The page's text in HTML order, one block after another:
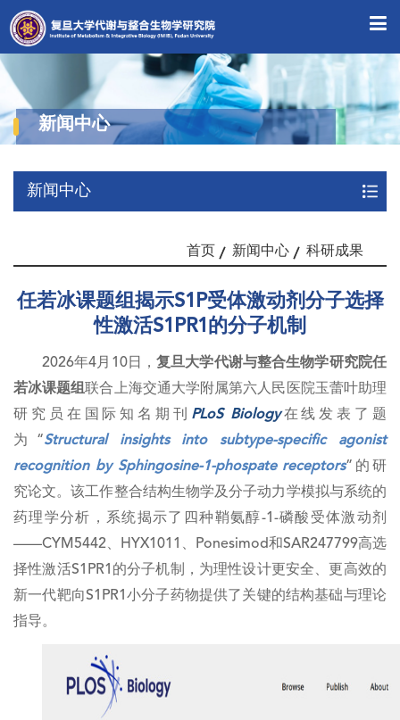
新闻中心
新闻中心
首页 新闻中心 科研成果
任若冰课题组揭示S1P受体激动剂分子选择
性激活S1PR1的分子机制
2026年4月10日， 复旦大学代谢与整合生物学研究院任
若冰课题组联合上海交通大学附属第六人民医院玉蕾叶助理
研究员在国际知名期刊 PLoS Biology在线发表了题
为“Structural insights into subtype-specific agonist
recognition by Sphingosine-1-phospate receptors”的研
究论文。该工作整合结构生物学及分子动力学模拟与系统的
药理学分析，系统揭示了四种鞘氨醇-1-磷酸受体激动剂
——CYM5442、HYX1011、Ponesimod和SAR247799高选
择性激活S1PR1的分子机制，为理性设计更安全、更高效的
新一代靶向S1PR1小分子药物提供了关键的结构基础与理论
指导。